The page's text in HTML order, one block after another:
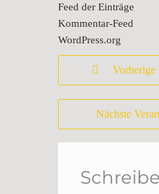
Feed der Einträge
Kommentar-Feed
WordPress.org
Vorherige
Nächste